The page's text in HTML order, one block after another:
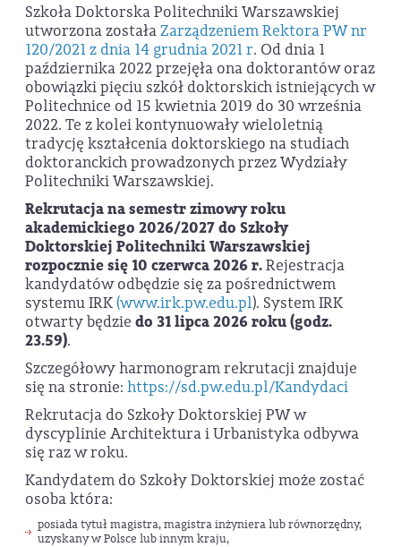
Szkoła Doktorska Politechniki Warszawskiej
utworzona zostałaZarządzeniem Rektora PW nr
120/2021 z dnia 14 grudnia 2021 r. Od dnia 1
października 2022 przejęła ona doktorantów oraz
obowiązki pięciu szkół doktorskich istniejących w
Politechnice od 15 kwietnia 2019 do 30 września
2022. Te z kolei kontynuowały wieloletnią
tradycję kształcenia doktorskiego na studiach
doktoranckich prowadzonych przez Wydziały
Politechniki Warszawskiej.
Rekrutacja na semestr zimowy roku
akademickiego 2026/2027 do Szkoły
Doktorskiej Politechniki Warszawskiej
rozpocznie się 10 czerwca 2026 r.Rejestracja
kandydatów odbędzie się za pośrednictwem
systemu IRK(www.irk.pw.edu.pl). System IRK
otwarty będzie do 31 lipca 2026 roku (godz.
23.59).
Szczegółowy harmonogram rekrutacji znajduje
się na stronie: https://sd.pw.edu.pl/Kandydaci
Rekrutacja do Szkoły Doktorskiej PW w
dyscyplinie Architektura i Urbanistyka odbywa
się raz w roku.
Kandydatem do Szkoły Doktorskiej może zostać
osoba która:
posiada tytuł magistra, magistra inżyniera lub równorzędny,
uzyskany w Polsce lub innym kraju,